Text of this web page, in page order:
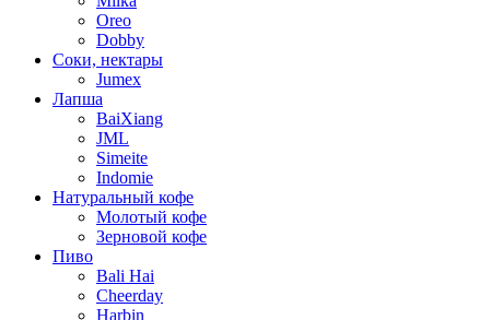
Oreo
Dobby
Соки, нектары
Jumex
Лапша
BaiXiang
JML
Simeite
Indomie
Натуральный кофе
Молотый кофе
Зерновой кофе
Пиво
Bali Hai
Cheerday
Harbin